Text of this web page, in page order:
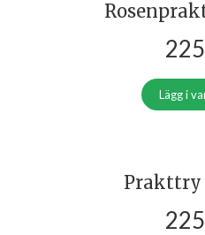
225
Lägg i
225